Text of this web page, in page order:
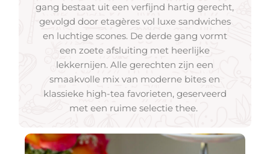
gang bestaat uit een verfijnd hartig gerecht,
gevolgd door etagères vol luxe sandwiches
en luchtige scones. De derde gang vormt
een zoete afsluiting met heerlijke
lekkernijen. Alle gerechten zijn een
smaakvolle mix van moderne bites en
klassieke high-tea favorieten, geserveerd
met een ruime selectie thee.